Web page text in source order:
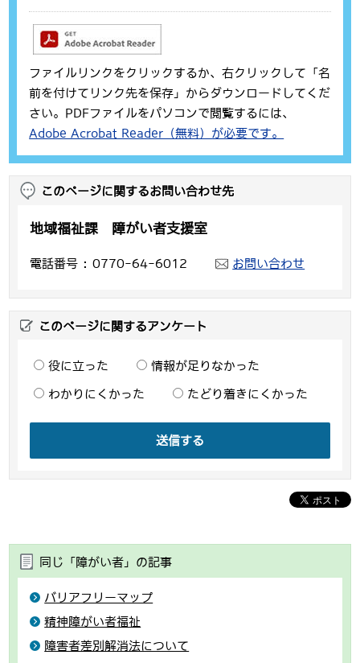
ファイルリンクをクリックするか、右クリックして「名
前を付けてリンク先を保存」からダウンロードしてくだ
さい。PDFファイルをパソコンで閲覧するには、
Adobe Acrobat Reader（無料）が必要です。
このページに関するお問い合わせ先
地域福祉課 障がい者支援室
電話番号 0770-64-6012 お問い合わせ
このページに関するアンケート
役に立った 情報が足りなかった
わかりにくかった たどり着きにくかった
送信する
同じ「障がい者」の記事
バリアフリーマップ
精神障がい者福祉
障害者差別解消法について